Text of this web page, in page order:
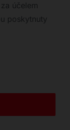
účelem
poskytnuty